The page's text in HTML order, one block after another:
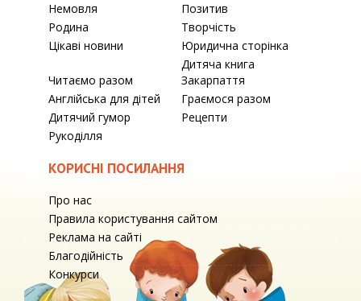
Немовля
Позитив
Родина
Творчість
Цікаві новини
Юридична сторінка
Читаємо разом
Дитяча книга
Закарпаття
Англійська для дітей
Граємося разом
Дитячий гумор
Рецепти
Рукоділля
КОРИСНІ ПОСИЛАННЯ
Про нас
Правила користування сайтом
Реклама на сайті
Благодійність
Конкурси